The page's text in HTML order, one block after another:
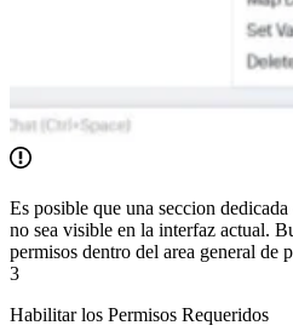
Es posible que una seccion
no sea visible en la interfaz actual.
permisos dentro del area general de
3
Habilitar los Permisos Requeridos